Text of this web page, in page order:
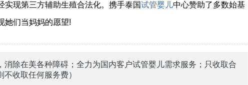
现第三方辅助生殖合法化。携手泰国试管婴儿中心赞助了多数始基
她们当妈妈的愿望!
消除在美各种障碍；全力为国内客户试管婴儿需求服务；只收取合
收取任何服务费）